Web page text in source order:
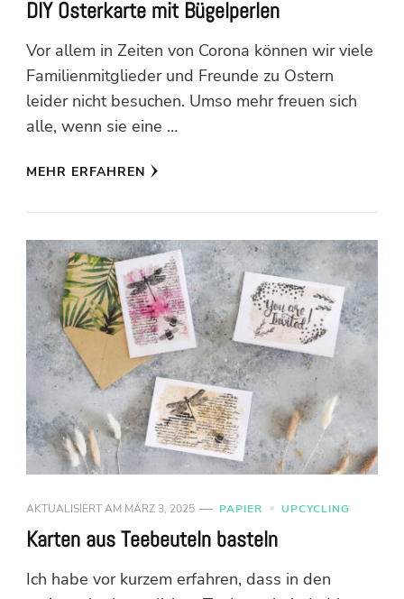
DIY Osterkarte mit Bügelperlen
Vor allem in Zeiten von Corona können wir viele
Familienmitglieder und Freunde zu Ostern
leider nicht besuchen. Umso mehr freuen sich
alle, wenn sie eine …
MEHR ERFAHREN
AKTUALISIERT AM MÄRZ 3, 2025 PAPIER UPCYCLING
Karten aus Teebeuteln basteln
Ich habe vor kurzem erfahren, dass in den